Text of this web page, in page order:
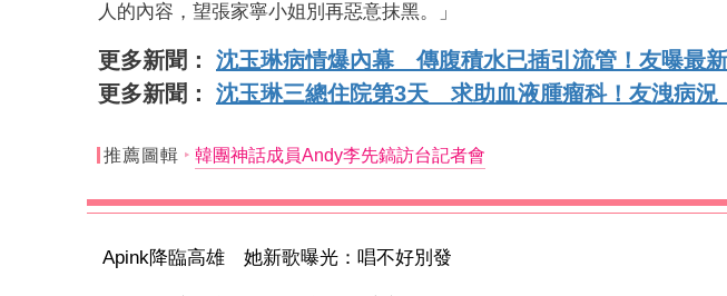
人的內容，望張家寧小姐別再惡意抹黑。」
更多新聞： 沈玉琳病情爆內幕 傳腹積水已插引流管！友曝最
更多新聞： 沈玉琳三總住院第3天 求助血液腫瘤科！友洩病況
推薦圖輯 韓團神話成員Andy李先鎬訪台記者會
Apink降臨高雄 她新歌曝光：唱不好別發